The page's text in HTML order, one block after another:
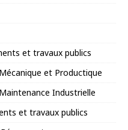
et travaux publics
et Productique
Industrielle
et travaux publics